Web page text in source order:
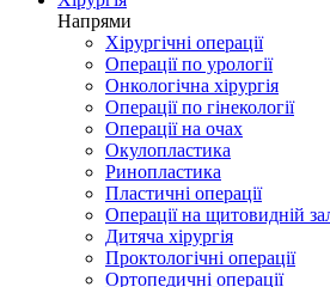
Напрями
Хірургічні операції
Операції по урології
Онкологічна хірургія
Операції по гінекології
Операції на очах
Окулопластика
Ринопластика
Пластичні операції
Операції на щитовидній
Дитяча хірургія
Проктологічні операції
Ортопедичні операції